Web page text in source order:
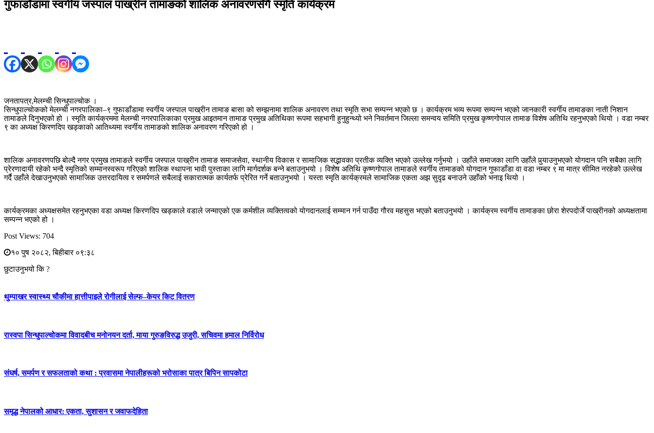
गुफाडाँडामा स्वर्गीय जस्पाल पाख्रीन तामाङको शालिक अनावरणसँगै स्मृति कार्यक्रम
जनतापत्र,मेलम्ची सिन्धुपाल्चोक ।
सिन्धुपाल्चोकको मेलम्ची नगरपालिका–९ गुफाडाँडामा स्वर्गीय जस्पाल पाख्रीन तामाङ बासा को सम्झनामा शालिक अनावरण तथा स्मृति सभा सम्पन्न भएको छ । कार्यक्रम भव्य रूपमा सम्पन्न भएको जानकारी स्वर्गीय तामाङका नाती निशान
तामाङले दिनुभएको हो । स्मृति कार्यक्रममा मेलम्ची नगरपालिकाका प्रमुख आइतमान तामाङ प्रमुख अतिथिका रूपमा सहभागी हुनुहुन्थ्यो भने निवर्तमान जिल्ला समन्वय समिति प्रमुख कृष्णगोपाल तामाङ विशेष अतिथि रहनुभएको थियो । वडा नम्बर
९ का अध्यक्ष किरणदिप खड्काको आतिथ्यमा स्वर्गीय तामाङको शालिक अनावरण गरिएको हो ।
शालिक अनावरणपछि बोल्दै नगर प्रमुख तामाङले स्वर्गीय जस्पाल पाख्रीन तामाङ समाजसेवा, स्थानीय विकास र सामाजिक सद्भावका प्रतीक व्यक्ति भएको उल्लेख गर्नुभयो । उहाँले समाजका लागि उहाँले पुर्‍याउनुभएको योगदान पनि सबैका लागि
प्रेरणादायी रहेको भन्दै स्मृतिको सम्मानस्वरूप गरिएको शालिक स्थापना भावी पुस्ताका लागि मार्गदर्शक बन्ने बताउनुभयो । विशेष अतिथि कृष्णगोपाल तामाङले स्वर्गीय तामाङको योगदान गुफाडाँडा वा वडा नम्बर ९ मा मात्र सीमित नरहेको उल्लेख
गर्दै उहाँले देखाउनुभएको सामाजिक उत्तरदायित्व र समर्पणले सबैलाई सकारात्मक कार्यतर्फ प्रेरित गर्ने बताउनुभयो । यस्ता स्मृति कार्यक्रमले सामाजिक एकता अझ सुदृढ बनाउने उहाँको भनाइ थियो ।
कार्यक्रमका अध्यक्षसमेत रहनुभएका वडा अध्यक्ष किरणदिप खड्काले वडाले जन्माएको एक कर्मशील व्यक्तित्वको योगदानलाई सम्मान गर्न पाउँदा गौरव महसुस भएको बताउनुभयो । कार्यक्रम स्वर्गीय तामाङका छोरा शेरपदोर्जे पाख्रीनको अध्यक्षतामा
सम्पन्न भएको हो ।
Post Views: 704
१० पुष २०८२, बिहीबार ०९:३८
छुटाउनुभयो कि ?
थुम्पाखर स्वास्थ्य चौकीमा हात्तीपाइले रोगीलाई सेल्फ–केयर किट वितरण
रास्वपा सिन्धुपाल्चोकमा विवादबीच मनोनयन दर्ता, माया गुरुङविरुद्ध उजुरी, सचिवमा हमाल निर्विरोध
संघर्ष, समर्पण र सफलताको कथा : प्रवासमा नेपालीहरूको भरोसाका पात्र बिपिन सापकोटा
समृद्ध नेपालको आधार: एकता, सुशासन र जवाफदेहिता